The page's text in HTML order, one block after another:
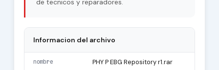
de tecnicos y reparadores.
Informacion del archivo
nombre PHY P EBG Repository r1.rar